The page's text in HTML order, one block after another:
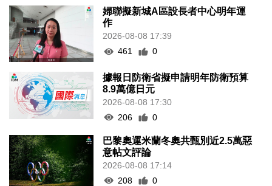
婦聯擬新城A區設長者中心明年運
作
2026-08-08 17:39
461
0
據報日防衛省擬申請明年防衛預算
8.9萬億日元
2026-08-08 17:30
206
0
巴黎奧運米蘭冬奧共甄別近2.5萬惡
意帖文評論
2026-08-08 17:14
208
0